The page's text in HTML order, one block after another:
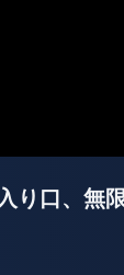
り口、無